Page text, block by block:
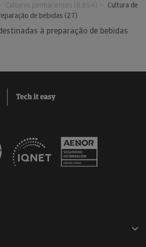
Culturas permanentes (8.854)
Cultura de
de bebidas (27)
à preparação de bebidas